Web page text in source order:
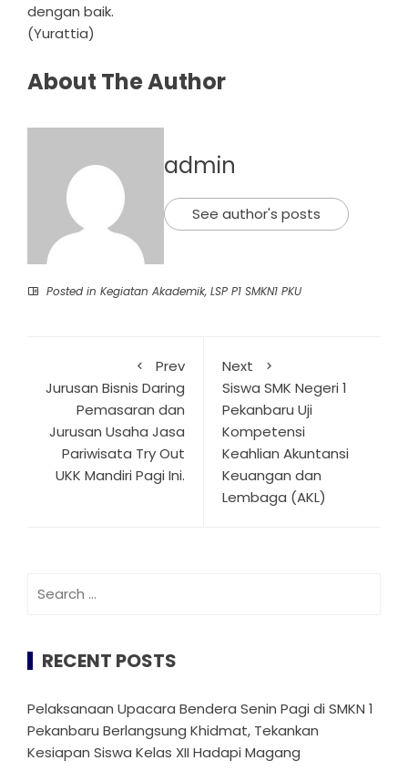
dengan baik.
(Yurattia)
About The Author
admin
See author's posts
Posted in Kegiatan Akademik, LSP P1 SMKN1 PKU
Prev
Jurusan Bisnis Daring
Pemasaran dan
Jurusan Usaha Jasa
Pariwisata Try Out
UKK Mandiri Pagi Ini.
Next
Siswa SMK Negeri 1
Pekanbaru Uji
Kompetensi
Keahlian Akuntansi
Keuangan dan
Lembaga (AKL)
for:
RECENT POSTS
Pelaksanaan Upacara Bendera Senin Pagi di SMKN 1
Pekanbaru Berlangsung Khidmat, Tekankan
Kesiapan Siswa Kelas XII Hadapi Magang